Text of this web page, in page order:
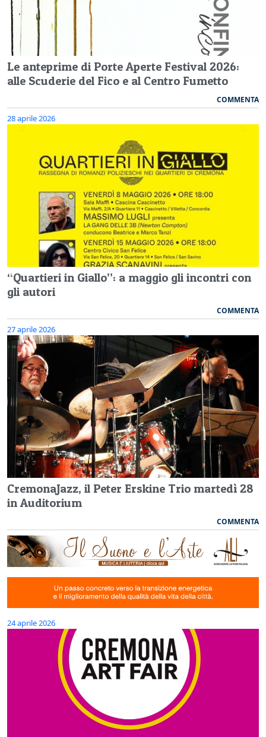
Le anteprime di Porte Aperte Festival 2026:
alle Scuderie del Fico e al Centro Fumetto
COMMENTA
28 aprile 2026
“Quartieri in Giallo”: a maggio gli incontri con
gli autori
COMMENTA
27 aprile 2026
CremonaJazz, il Peter Erskine Trio martedì 28
in Auditorium
COMMENTA
24 aprile 2026